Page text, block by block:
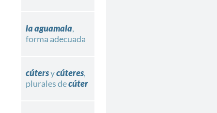
la aguamala,
forma adecuada
cútersycúteres,
plurales decúter